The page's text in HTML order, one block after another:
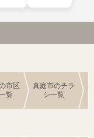
市区
覧
真庭市のチラ
シ一覧